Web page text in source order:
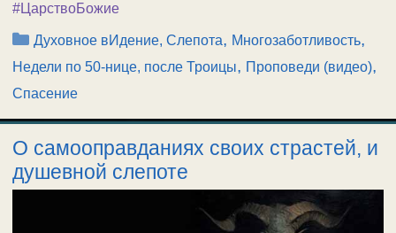
#ЦарствоБожие
Рубрики
Духовное вИдение, Слепота, Многозаботливость,
Недели по 50-нице, после Троицы, Проповеди (видео),
Спасение
О самооправданиях своих страстей, и
душевной слепоте